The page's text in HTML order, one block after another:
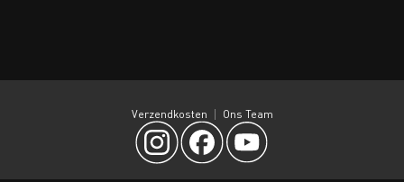
Verzendkosten Ons Team